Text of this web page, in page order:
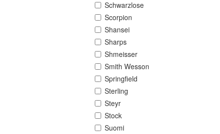
Schwarzlose
Scorpion
Shansei
Sharps
Shmeisser
Smith Wesson
Springfield
Sterling
Steyr
Stock
Suomi